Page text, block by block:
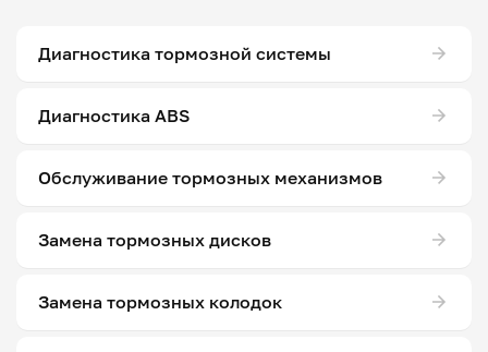
Диагностика тормозной системы
Диагностика ABS
Обслуживание тормозных механизмов
Замена тормозных дисков
Замена тормозных колодок